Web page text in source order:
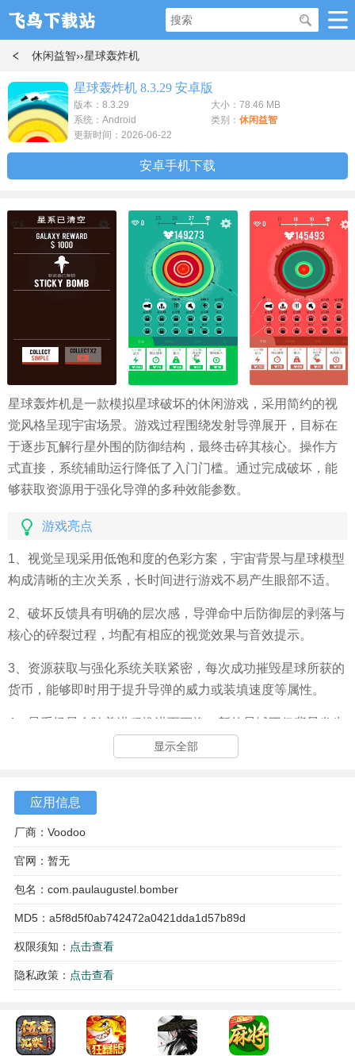
休闲益智››星球轰炸机
星球轰炸机 8.3.29 安卓版
版本：8.3.29
大小：78.46 MB
系统：Android
类别： 休闲益智
更新时间：2026-06-22
安卓手机下载
星球轰炸机是一款模拟星球破坏的休闲游戏，采用简约的视
觉风格呈现宇宙场景。游戏过程围绕发射导弹展开，目标在
于逐步瓦解行星外围的防御结构，最终击碎其核心。操作方
式直接，系统辅助运行降低了入门门槛。通过完成破坏，能
够获取资源用于强化导弹的多种效能参数。
游戏亮点
1、视觉呈现采用低饱和度的色彩方案，宇宙背景与星球模型
构成清晰的主次关系，长时间进行游戏不易产生眼部不适。
2、破坏反馈具有明确的层次感，导弹命中后防御层的剥落与
核心的碎裂过程，均配有相应的视觉效果与音效提示。
3、资源获取与强化系统关联紧密，每次成功摧毁星球所获的
货币，能够即时用于提升导弹的威力或装填速度等属性。
4、星系场景会随着进程推进而更换，新的星域不仅背景发生
变化，行星的防御结构与外观造型也有所不同。
显示全部
应用信息
厂商：Voodoo
官网：暂无
包名：com.paulaugustel.bomber
MD5：a5f8d5f0ab742472a0421dda1d57b89d
权限须知： 点击查看
隐私政策： 点击查看